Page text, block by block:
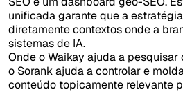
unificada garante que a
diretamente contextos onde a
sistemas de IA.
Onde o Waikay ajuda a
o Sorank ajuda a controlar e
conteúdo topicamente relevante